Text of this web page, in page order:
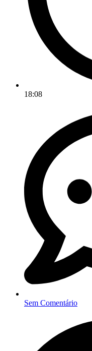
18:08
Sem Comentário